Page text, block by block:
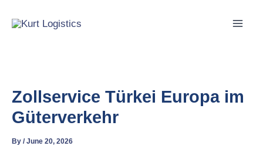
Zollservice Türkei Europa im
Güterverkehr
By /June 20, 2026